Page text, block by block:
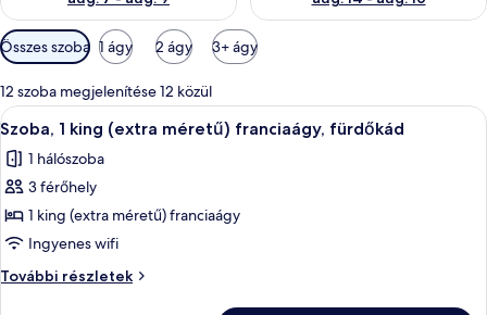
Szobákhoz
rendelkezésre
álló
szűrők
Összes szoba 1 ágy 2 ágy 3+ ágy
12 szoba megjelenítése 12 közül
A
következő
szoba
összes
képének
megtekintése:
Szoba,
1
Egy szállodai szoba, amelyben egy
7
Szoba, 1 king (extra méretű) franciaágy, fürdőkád
1 hálószoba
3 férőhely
1 king (extra méretű) franciaágy
Ingyenes wifi
További részletek
Szoba,